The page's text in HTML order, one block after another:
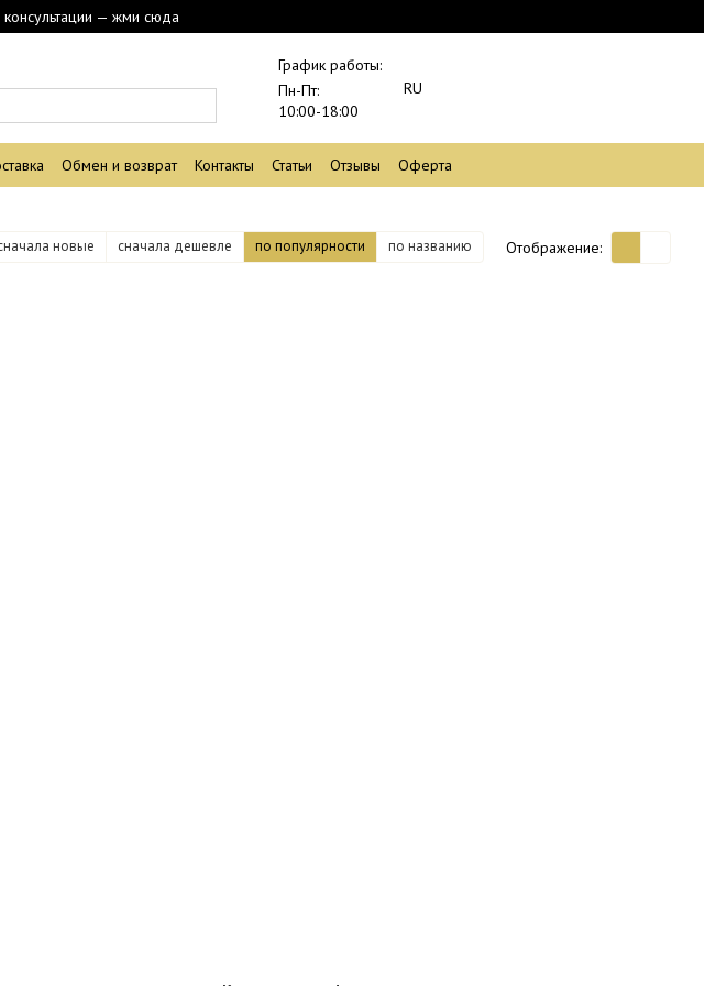
— жми сюда
График работы:
Пн-Пт:
10:00-18:00
RU
Обмен и возврат Контакты Статьи Отзывы Оферта
новые сначала дешевле по популярности по названию Отображение: